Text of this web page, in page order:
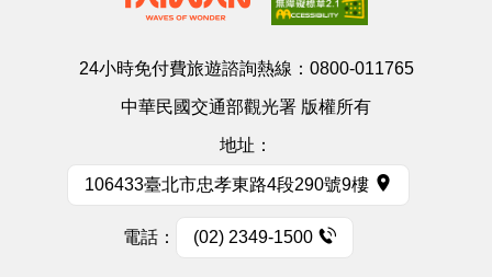
24小時免付費旅遊諮詢熱線： 0800-011765
中華民國交通部觀光署 版權所有
地址：
106433臺北市忠孝東路4段290號9樓
電話： (02) 2349-1500